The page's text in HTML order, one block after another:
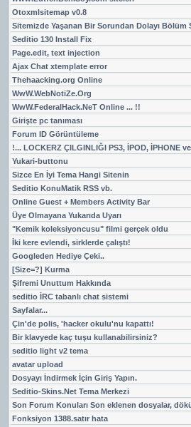
Otoxmlsitemap v0.8
Sitemizde Yaşanan Bir Sorundan Dolayı Bölüm
Seditio 130 Install Fix
Page.edit, text injection
Ajax Chat xtemplate error
Thehaacking.org Online
WwW.WebNotiZe.Org
WwW.FederalHack.NeT Online ... !!
Girişte pc tanıması
Forum ID Görüntüleme
!... LOCKERZ ÇILGINLIĞI PS3, İPOD, İPHONE
Yukari-buttonu
Sizce En İyi Tema Hangi Sitenin
Seditio KonuMatik RSS vb.
Online Guest + Members Activity Bar
Üye Olmayana Yukarıda Uyarı
"Kemik koleksiyoncusu" filmi gerçek oldu
İki kere evlendi, sirklerde çalıştı!
Googleden Hediye Çeki..
[Size=?] Kurma
Şifremi Unuttum Hakkında
seditio İRC tabanlı chat sistemi
Sayfalar...
Çin'de polis, 'hacker okulu'nu kapattı!
Bir klavyede kaç tuşu kullanabilirsiniz?
seditio light v2 tema
avatar upload
Dosyayı İndirmek İçin Giriş Yapın.
Seditio-Skins.Net Tema Merkezi
Son Forum Konuları Son eklenen dosyalar,
Fonksiyon 1388.satır hata